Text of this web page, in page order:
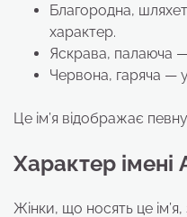
Благородна,
характер.
Яскрава, палаюча —
Червона, гаряча —
Це ім’я відображає
Характер імені
Жінки, що носять це